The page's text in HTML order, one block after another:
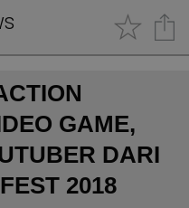
GAME,
DARI
2018